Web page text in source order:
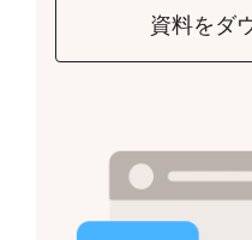
資料をダ